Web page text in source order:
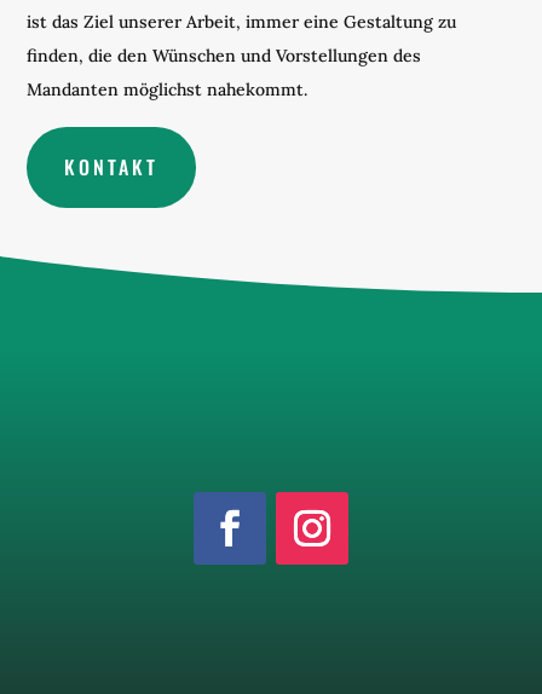
ist das Ziel unserer Arbeit, immer eine Gestaltung zu
finden, die den Wünschen und Vorstellungen des
Mandanten möglichst nahekommt.
KONTAKT